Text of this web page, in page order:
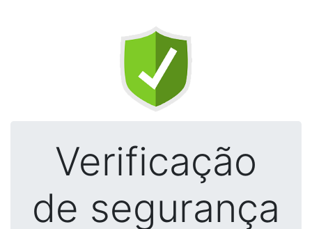
Verificação
de segurança